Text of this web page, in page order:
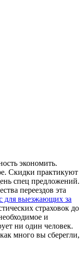
экономить.
Скидки практикуют
спец предложений.
переездов эта
для выезжающих за
страховок до
и
ни один человек.
много вы сберегли,